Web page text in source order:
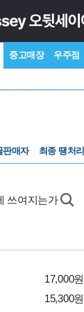
중고매장 우주점
판매자 최종 땡처
쓰여지는가
17,000원
15,300